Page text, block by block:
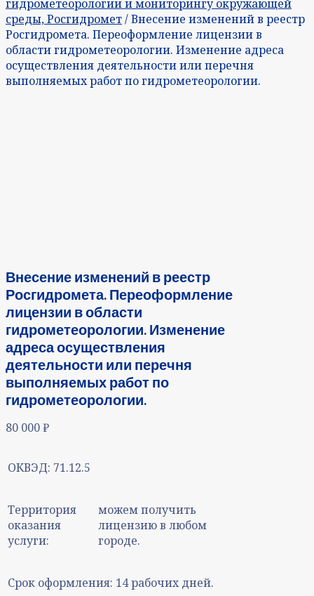
гидрометеорологии и мониторингу окружающей
среды, Росгидромет/ Внесение изменений в реестр
Росгидромета. Переоформление лицензии в
области гидрометеорологии. Изменение адреса
осуществления деятельности или перечня
выполняемых работ по гидрометеорологии.
Внесение изменений в реестр
Росгидромета. Переоформление
лицензии в области
гидрометеорологии. Изменение
адреса осуществления
деятельности или перечня
выполняемых работ по
гидрометеорологии.
80 000₽
ОКВЭД: 71.12.5
Территория
оказания
услуги:
можем получить
лицензию в любом
городе.
Срок оформления: 14 рабочих дней.